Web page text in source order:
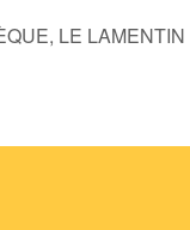
LE LAMENTIN